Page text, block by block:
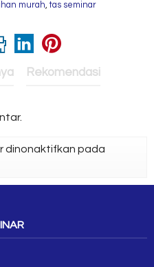
murah,tas seminar
Rekomendasi
dinonaktifkan pada